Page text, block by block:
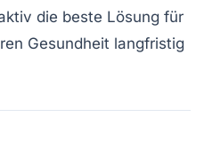
die beste Lösung für
Gesundheit langfristig